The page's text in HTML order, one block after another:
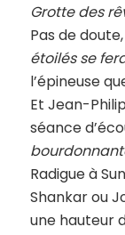
Grotte des
Pas de doute,
étoilés se
l’épineuse
Et Jean-
séance
Radigue à
Shankar ou
une hauteur